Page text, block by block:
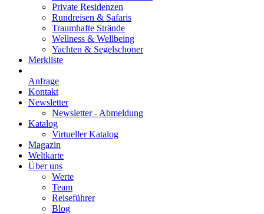
Private Residenzen
Rundreisen & Safaris
Traumhafte Strände
Wellness & Wellbeing
Yachten & Segelschoner
Merkliste
Anfrage
Kontakt
Newsletter
Newsletter - Abmeldung
Katalog
Virtueller Katalog
Magazin
Weltkarte
Über uns
Werte
Team
Reiseführer
Blog